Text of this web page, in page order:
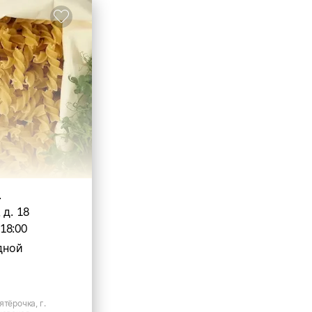
д. 18
г.